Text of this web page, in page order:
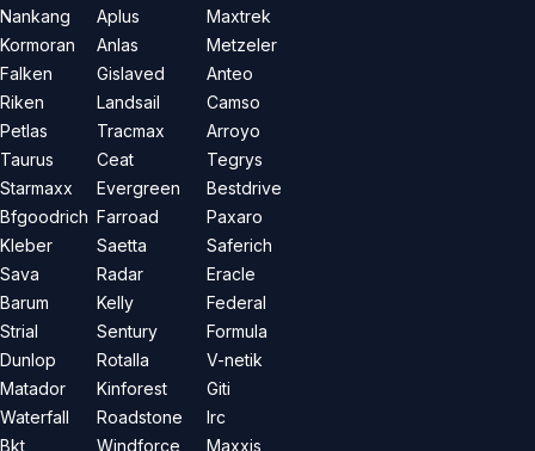
Nankang
Kormoran
Falken
Riken
Petlas
Taurus
Starmaxx
Bfgoodrich
Kleber
Sava
Barum
Strial
Dunlop
Matador
Waterfall
Bkt
Aplus
Anlas
Gislaved
Landsail
Tracmax
Ceat
Evergreen
Farroad
Saetta
Radar
Kelly
Sentury
Rotalla
Kinforest
Roadstone
Windforce
Maxtrek
Metzeler
Anteo
Camso
Arroyo
Tegrys
Bestdrive
Paxaro
Saferich
Eracle
Federal
Formula
V-netik
Giti
Irc
Maxxis